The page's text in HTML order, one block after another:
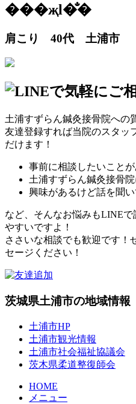
���җl�̐�
肩こり 40代 土浦市
土浦すずらん鍼灸接骨院への
友達登録すれば当院のスタッ
だけます！
事前に相談したいことが
土浦すずらん鍼灸接骨
興味があるけど話を聞
など、そんなお悩みもLINE
やすいですよ！
ささいな相談でも歓迎です！
セージください！
茨城県土浦市の地域情報
土浦市HP
土浦市観光情報
土浦市社会福祉協議会
茨木県柔道整復師会
HOME
メニュー